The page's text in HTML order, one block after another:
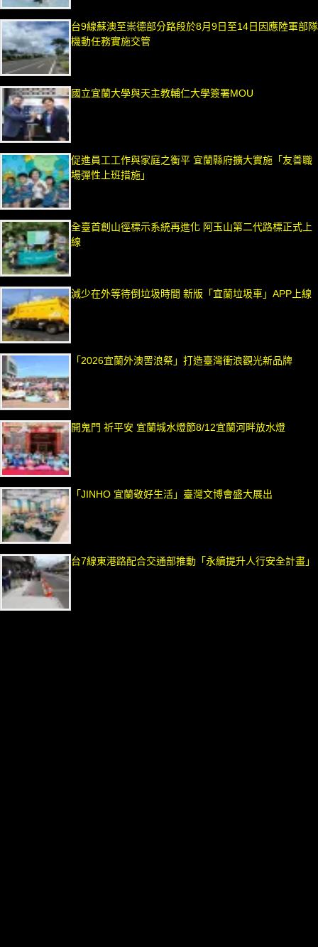
台9線蘇澳至崇德部分路段於8月9日至14日因應陸軍部隊
機動任務實施交管
國立宜蘭大學與天主教輔仁大學簽署MOU
促進員工工作與家庭之衡平 宜蘭縣府擴大實施「友善職
場彈性上班措施」
全臺首創山徑標示系統再進化 阿玉山第二代路標正式上
線
減少在外等待倒垃圾時間 新版「宜蘭垃圾車」APP上線
「2026宜蘭外澳罟浪祭」打造臺灣衝浪觀光新品牌
開鬼門 祈平安 宜蘭城水燈節8/12宜蘭河畔放水燈
「JINHO 宜蘭敬好生活」臺灣文博會盛大展出
台7線東港路配合交通部推動「永續提升人行安全計畫」